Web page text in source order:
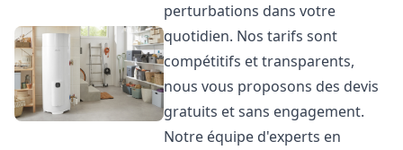
perturbations dans votre
quotidien. Nos tarifs sont
compétitifs et transparents,
nous vous proposons des devis
gratuits et sans engagement.
Notre équipe d'experts en